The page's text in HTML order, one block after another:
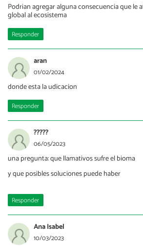
Podrian agregar alguna consecuencia que le
global al ecosistema
Responder
aran
01/02/2024
donde esta la udicacion
Responder
?????
06/05/2023
una pregunta: que llamativos sufre el bioma
y que posibles soluciones puede haber
Responder
Ana Isabel
10/03/2023